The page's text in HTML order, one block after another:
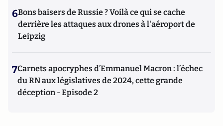
6Bons baisers de Russie ? Voilà ce qui se cache
derrière les attaques aux drones à l'aéroport de
Leipzig
7Carnets apocryphes d’Emmanuel Macron : l’échec
du RN aux législatives de 2024, cette grande
déception - Episode 2